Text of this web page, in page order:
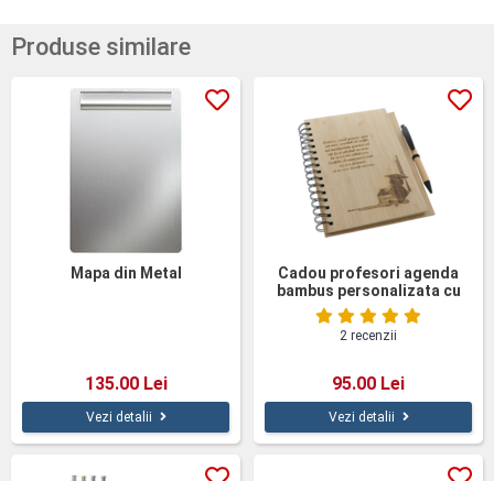
Produse similare
Mapa din Metal
135.00 Lei
Vezi detalii
Cadou profesori agenda
bambus personalizata cu
pix
2 recenzii
95.00 Lei
Vezi detalii